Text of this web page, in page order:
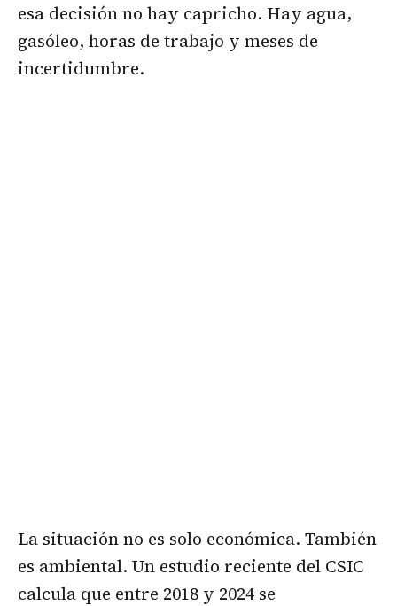
esa decisión no hay capricho. Hay agua,
gasóleo, horas de trabajo y meses de
incertidumbre.
La situación no es solo económica. También
es ambiental. Un estudio reciente del CSIC
calcula que entre 2018 y 2024 se